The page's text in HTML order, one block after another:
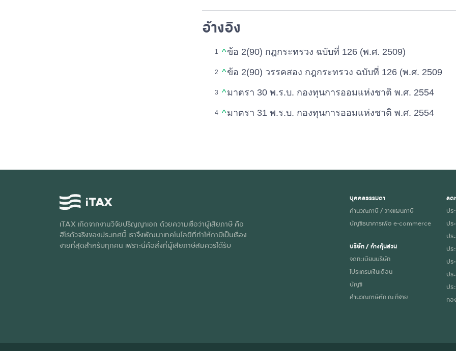
อ้างอิง
^ข้อ 2(90) กฎกระทรวง ฉบับที่ 126 (พ.ศ. 2509)
^ข้อ 2(90) วรรคสอง กฎกระทรวง ฉบับที่ 126 (พ.ศ. 2509
^มาตรา 30 พ.ร.บ. กองทุนการออมแห่งชาติ พ.ศ. 2554
^มาตรา 31 พ.ร.บ. กองทุนการออมแห่งชาติ พ.ศ. 2554
iTAX เกิดจากงานวิจัยปริญญาเอก ด้วยความเชื่อว่าผู้เสียภาษี คือ
ฮีโร่ตัวจริงของประเทศนี้ เราจึงพัฒนาเทคโนโลยีที่ทำให้ภาษีเป็นเรื่อง
ง่ายที่สุดสำหรับทุกคน เพราะนี่คือสิ่งที่ผู้เสียภาษีสมควรได้รับ
บุคคลธรรมดา
คำนวณภาษี / วางแผนภาษี
บัญชีธนาคารเพื่อ e-commerce
บริษัท / ห้างหุ้นส่วน
จดทะเบียนบริษัท
โปรแกรมเงินเดือน
บัญชี
คำนวณภาษีหัก ณ ที่จ่าย
ลด
ปร
ปร
ปร
ปร
ปร
ปร
ปร
กอ